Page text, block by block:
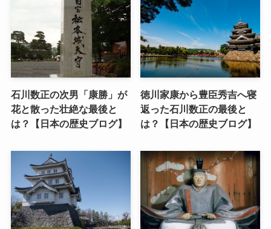
石川数正の次男「康勝」が
花と散った壮絶な最後と
は？【日本の歴史ブログ】
徳川家康から豊臣秀吉へ寝
返った石川数正の最後と
は？【日本の歴史ブログ】